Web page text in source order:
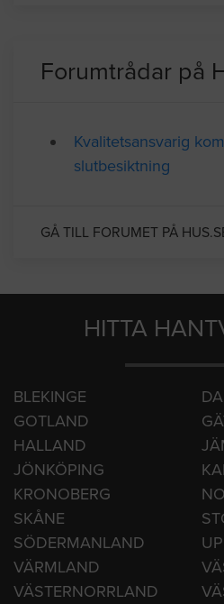
Forumtrådar på
Kvalitetsansvarig
slutbesiktning
GÅ TILL FORUMET PÅ
HITTA
BLEKINGE
GOTLAND
HALLAND
JÖNKÖPING
KRONOBERG
SKÅNE
SÖDERMANLAND
VÄRMLAND
VÄSTERNORRLAND